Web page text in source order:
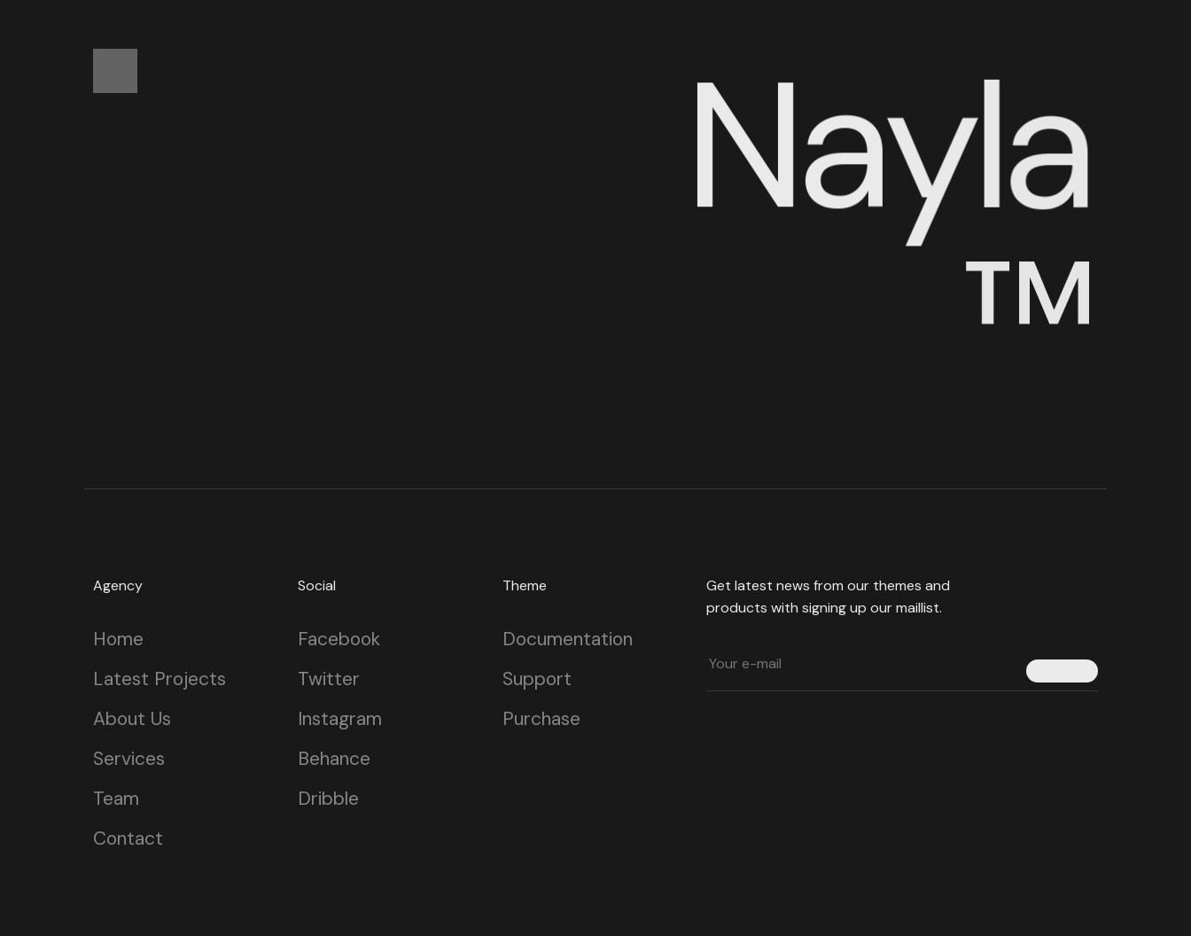
Nayla
™
Agency
Home
Latest Projects
About Us
Services
Team
Contact
Social
Facebook
Twitter
Instagram
Behance
Dribble
Theme
Documentation
Support
Purchase
Get latest news from our themes and
products with signing up our maillist.